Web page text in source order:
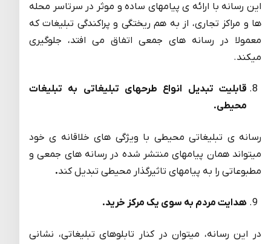
این رسانه با ارائه ی پیامهای ساده و موثر در سرتاسر محله
ها و مراکز تجاری، از به هم ریختگی و پراکندگی تبلیغات که
معمولا در رسانه های جمعی اتفاق می افتد، جلوگیری
میکند.
قابلیت تبدیل انواع طرحهای تبلیغاتی به تبلیغات
محیطی.
رسانه ی تبلیغاتی محیطی با ویژگی های خلاقانه ی خود
میتواند همان پیامهای منتشر شده در رسانه های جمعی و
مطبوعاتی را به پیامهای تاثیرگذار محیطی تبدیل کند.
هدایت مردم به سوی یک مرکز خرید.
در این رسانه، میتوان در کنار تابلوهای تبلیغاتی، نشانی